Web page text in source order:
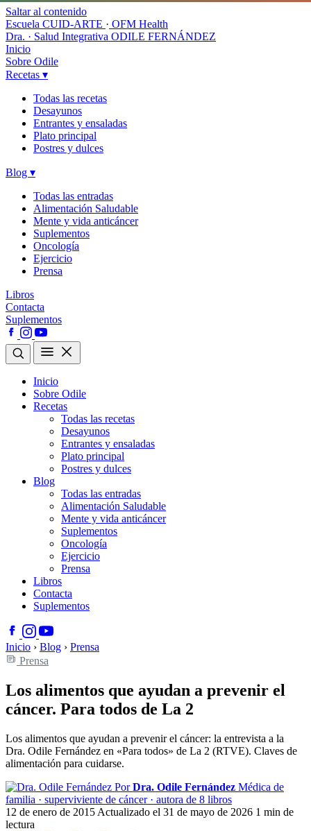
Saltar al contenido
Escuela CUID-ARTE · OFM Health
Dra. · Salud Integrativa ODILE FERNÁNDEZ
Inicio
Sobre Odile
Recetas ▾
Todas las recetas
Desayunos
Entrantes y ensaladas
Plato principal
Postres y dulces
Blog ▾
Todas las entradas
Alimentación Saludable
Mente y vida anticáncer
Suplementos
Oncología
Ejercicio
Prensa
Libros
Contacta
Suplementos
Inicio
Sobre Odile
Recetas
Todas las recetas
Desayunos
Entrantes y ensaladas
Plato principal
Postres y dulces
Blog
Todas las entradas
Alimentación Saludable
Mente y vida anticáncer
Suplementos
Oncología
Ejercicio
Prensa
Libros
Contacta
Suplementos
Inicio › Blog › Prensa
Prensa
Los alimentos que ayudan a prevenir el
cáncer. Para todos de La 2
Los alimentos que ayudan a prevenir el cáncer: la entrevista a la
Dra. Odile Fernández en «Para todos» de La 2 (RTVE). Claves de
alimentación para cuidarse.
Por Dra. Odile Fernández Médica de
familia · superviviente de cáncer · autora de 8 libros
12 de enero de 2015 Actualizado el 31 de mayo de 2026 1 min de
lectura